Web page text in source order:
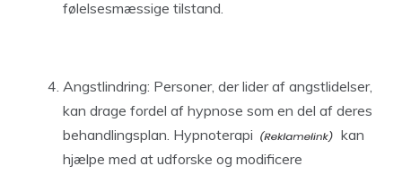
følelsesmæssige tilstand.
Angstlindring: Personer, der lider af angstlidelser,
kan drage fordel af hypnose som en del af deres
behandlingsplan. Hypnoterapi
kan
hjælpe med at udforske og modificere